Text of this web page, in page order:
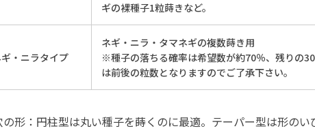
ギの裸種子1粒蒔きなど。
・ニラタイプ
ネギ・ニラ・タマネギの複数蒔き用
※種子の落ちる確率は希望数が約70％、残りの
は前後の粒数となりますのでご了承下さい。
形：円柱型は丸い種子を蒔くのに最適。テーパー型は形のい